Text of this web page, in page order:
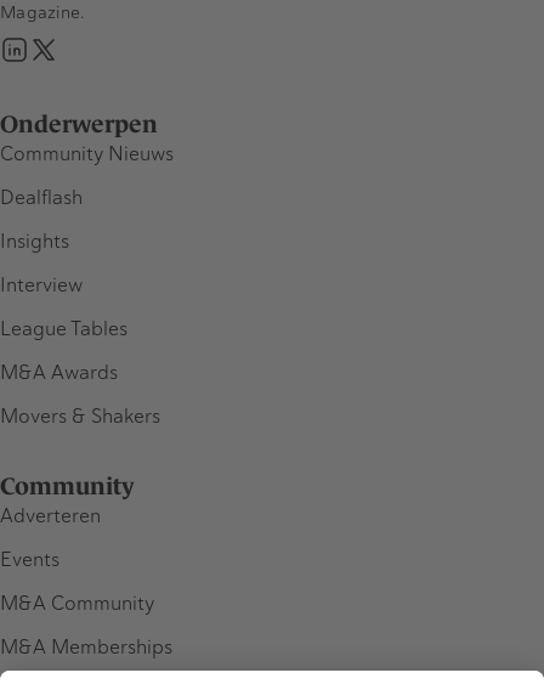
Onderwerpen
Community Nieuws
Dealflash
Insights
Interview
League Tables
M&A Awards
Movers & Shakers
Community
Adverteren
Events
M&A Community
M&A Memberships
Magazine.